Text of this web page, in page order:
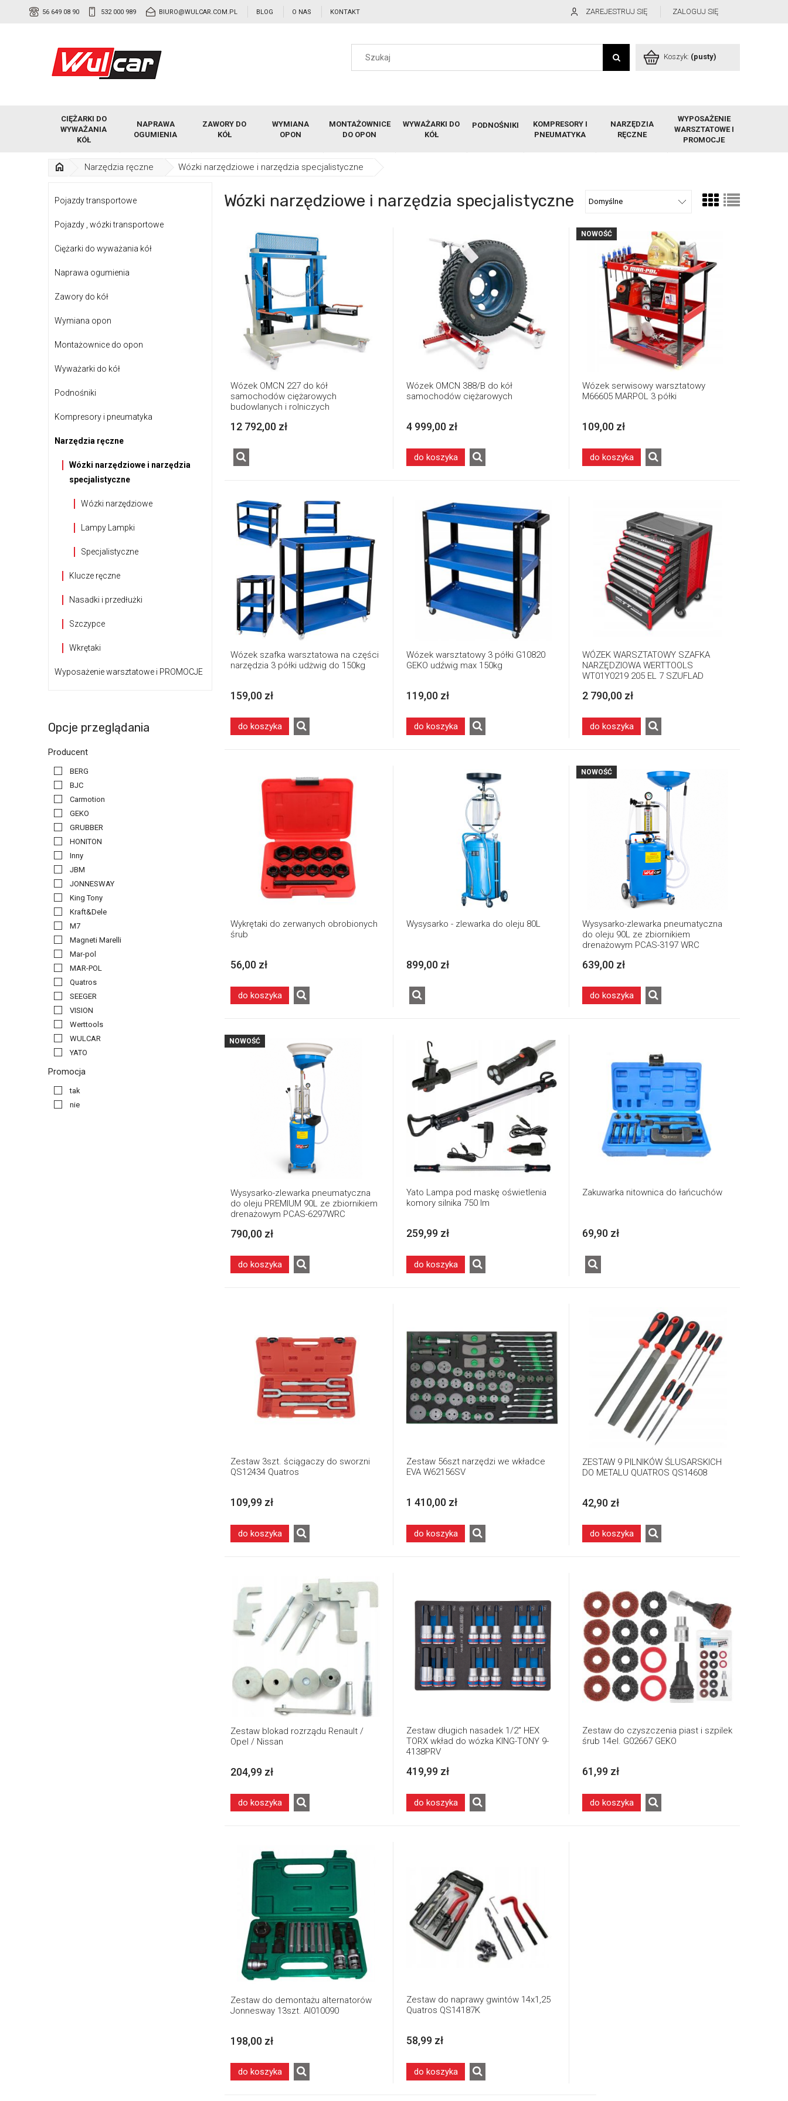
56 649 08 90 532 000 989 BIURO@WULCAR.COM.PL BLOG O NAS KONTAKT ZAREJESTRUJ SIĘ ZALOGUJ SIĘ
Koszyk: (pusty)
CIĘŻARKI DO
WYWAŻANIA
KÓŁ
NAPRAWA
OGUMIENIA
ZAWORY DO
KÓŁ
WYMIANA
OPON
MONTAŻOWNICE
DO OPON
WYWAŻARKI DO
KÓŁ
PODNOŚNIKI
KOMPRESORY I
PNEUMATYKA
NARZĘDZIA
RĘCZNE
WYPOSAŻENIE
WARSZTATOWE I
PROMOCJE
Narzędzia ręczne Wózki narzędziowe i narzędzia specjalistyczne
Pojazdy transportowe
Pojazdy , wózki transportowe
Ciężarki do wyważania kół
Naprawa ogumienia
Zawory do kół
Wymiana opon
Montażownice do opon
Wyważarki do kół
Podnośniki
Kompresory i pneumatyka
Narzędzia ręczne
Wózki narzędziowe i narzędzia
specjalistyczne
Wózki narzędziowe
Lampy Lampki
Specjalistyczne
Klucze ręczne
Nasadki i przedłużki
Szczypce
Wkrętaki
Wyposażenie warsztatowe i PROMOCJE
Opcje przeglądania
Producent
BERG
BJC
Carmotion
GEKO
GRUBBER
HONITON
Inny
JBM
JONNESWAY
King Tony
Kraft&Dele
M7
Magneti Marelli
Mar-pol
MAR-POL
Quatros
SEEGER
VISION
Werttools
WULCAR
YATO
Promocja
tak
nie
Wózki narzędziowe i narzędzia specjalistyczne
Wózek OMCN 227 do kół
samochodów ciężarowych
budowlanych i rolniczych
12 792,00 zł
Wózek OMCN 388/B do kół
samochodów ciężarowych
4 999,00 zł
do koszyka
Wózek serwisowy warsztatowy
M66605 MARPOL 3 półki
109,00 zł
do koszyka
NOWOŚĆ
Wózek szafka warsztatowa na części
narzędzia 3 półki udżwig do 150kg
159,00 zł
do koszyka
Wózek warsztatowy 3 półki G10820
GEKO udźwig max 150kg
119,00 zł
do koszyka
WÓZEK WARSZTATOWY SZAFKA
NARZĘDZIOWA WERTTOOLS
WT01Y0219 205 EL 7 SZUFLAD
2 790,00 zł
do koszyka
Wykrętaki do zerwanych obrobionych
śrub
56,00 zł
do koszyka
Wysysarko - zlewarka do oleju 80L
899,00 zł
Wysysarko-zlewarka pneumatyczna
do oleju 90L ze zbiornikiem
drenażowym PCAS-3197 WRC
639,00 zł
do koszyka
NOWOŚĆ
Wysysarko-zlewarka pneumatyczna
do oleju PREMIUM 90L ze zbiornikiem
drenażowym PCAS-6297WRC
790,00 zł
do koszyka
NOWOŚĆ
Yato Lampa pod maskę oświetlenia
komory silnika 750 lm
259,99 zł
do koszyka
Zakuwarka nitownica do łańcuchów
69,90 zł
Zestaw 3szt. ściągaczy do sworzni
QS12434 Quatros
109,99 zł
do koszyka
Zestaw 56szt narzędzi we wkładce
EVA W62156SV
1 410,00 zł
do koszyka
ZESTAW 9 PILNIKÓW ŚLUSARSKICH
DO METALU QUATROS QS14608
42,90 zł
do koszyka
Zestaw blokad rozrządu Renault /
Opel / Nissan
204,99 zł
do koszyka
Zestaw długich nasadek 1/2" HEX
TORX wkład do wózka KING-TONY 9-
4138PRV
419,99 zł
do koszyka
Zestaw do czyszczenia piast i szpilek
śrub 14el. G02667 GEKO
61,99 zł
do koszyka
Zestaw do demontażu alternatorów
Jonnesway 13szt. AI010090
198,00 zł
do koszyka
Zestaw do naprawy gwintów 14x1,25
Quatros QS14187K
58,99 zł
do koszyka